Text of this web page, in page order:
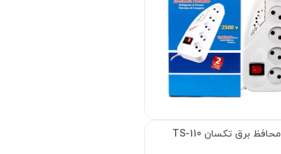
محافظ برق تکسان TS-110